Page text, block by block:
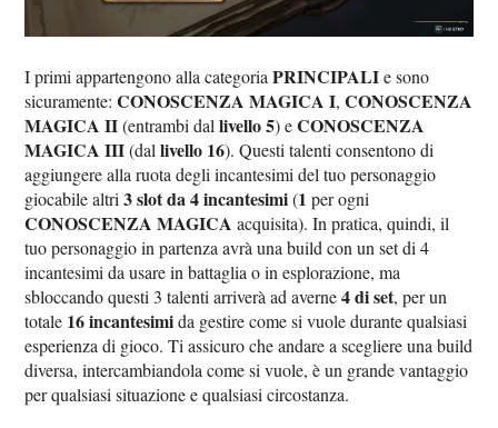
I primi appartengono alla categoriaPRINCIPALIe sono
sicuramente:CONOSCENZA MAGICA I,CONOSCENZA
MAGICA II(entrambi dallivello 5) eCONOSCENZA
MAGICA III(dallivello 16). Questi talenti consentono di
aggiungere alla ruota degli incantesimi del tuo personaggio
giocabile altri3 slot da 4 incantesimi(1 per ogni
CONOSCENZA MAGICA acquisita). In pratica, quindi, il
tuo personaggio in partenza avrà una build con un set di 4
incantesimi da usare in battaglia o in esplorazione, ma
sbloccando questi 3 talenti arriverà ad averne4 di set, per un
totale 16 incantesimida gestire come si vuole durante qualsiasi
esperienza di gioco. Ti assicuro che andare a scegliere una build
diversa, intercambiandola come si vuole, è un grande vantaggio
per qualsiasi situazione e qualsiasi circostanza.